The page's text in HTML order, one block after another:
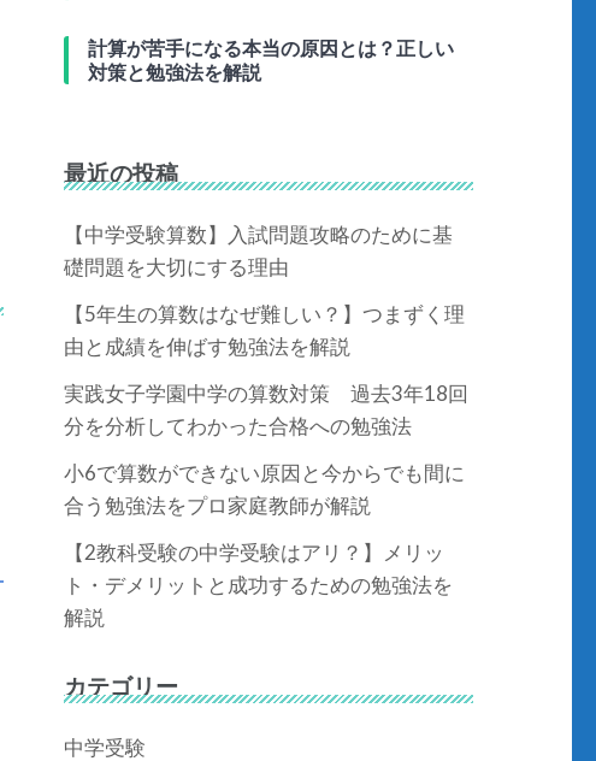
計算が苦手になる本当の原因とは？正しい
対策と勉強法を解説
最近の投稿
【中学受験算数】入試問題攻略のために基
礎問題を大切にする理由
【5年生の算数はなぜ難しい？】つまずく理
由と成績を伸ばす勉強法を解説
実践女子学園中学の算数対策 過去3年18回
分を分析してわかった合格への勉強法
小6で算数ができない原因と今からでも間に
合う勉強法をプロ家庭教師が解説
【2教科受験の中学受験はアリ？】メリッ
ト・デメリットと成功するための勉強法を
解説
カテゴリー
中学受験